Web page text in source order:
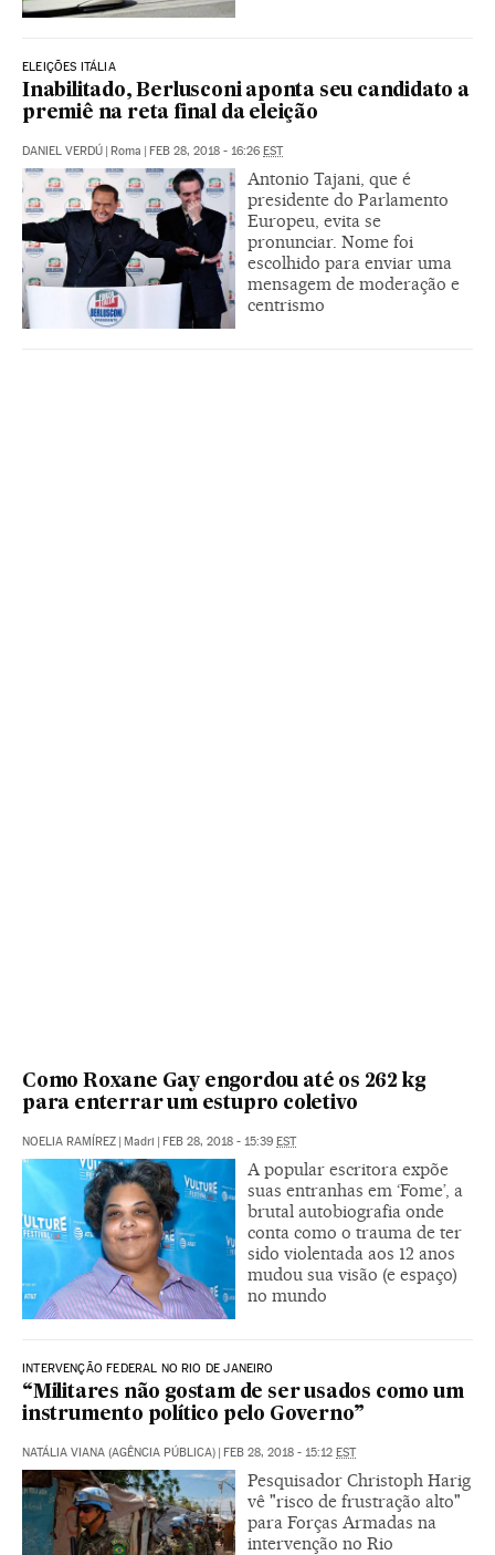
ELEIÇÕES ITÁLIA
Inabilitado, Berlusconi aponta seu candidato a
premiê na reta final da eleição
DANIEL VERDÚ | Roma | FEB 28, 2018 - 16:26 EST
Antonio Tajani, que é
presidente do Parlamento
Europeu, evita se
pronunciar. Nome foi
escolhido para enviar uma
mensagem de moderação e
centrismo
Como Roxane Gay engordou até os 262 kg
para enterrar um estupro coletivo
NOELIA RAMÍREZ | Madri | FEB 28, 2018 - 15:39 EST
A popular escritora expõe
suas entranhas em ‘Fome’, a
brutal autobiografia onde
conta como o trauma de ter
sido violentada aos 12 anos
mudou sua visão (e espaço)
no mundo
INTERVENÇÃO FEDERAL NO RIO DE JANEIRO
“Militares não gostam de ser usados como um
instrumento político pelo Governo”
NATÁLIA VIANA (AGÊNCIA PÚBLICA) | FEB 28, 2018 - 15:12 EST
Pesquisador Christoph Harig
vê "risco de frustração alto"
para Forças Armadas na
intervenção no Rio